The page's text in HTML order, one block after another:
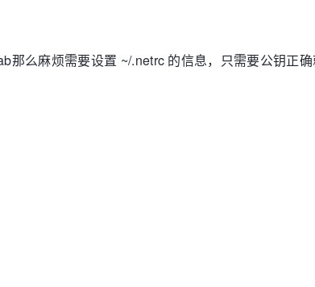
那么麻烦需要设置 ~/.netrc 的信息，只需要公钥正